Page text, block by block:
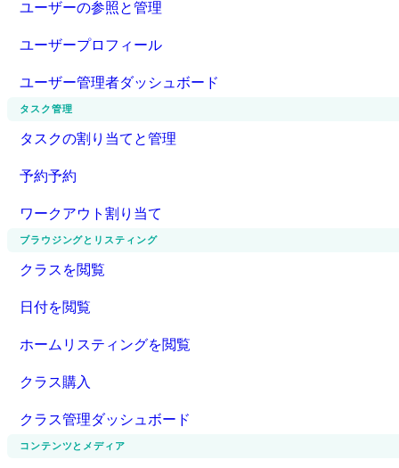
ユーザーの参照と管理
ユーザープロフィール
ユーザー管理者ダッシュボード
タスク管理
タスクの割り当てと管理
予約予約
ワークアウト割り当て
ブラウジングとリスティング
クラスを閲覧
日付を閲覧
ホームリスティングを閲覧
クラス購入
クラス管理ダッシュボード
コンテンツとメディア